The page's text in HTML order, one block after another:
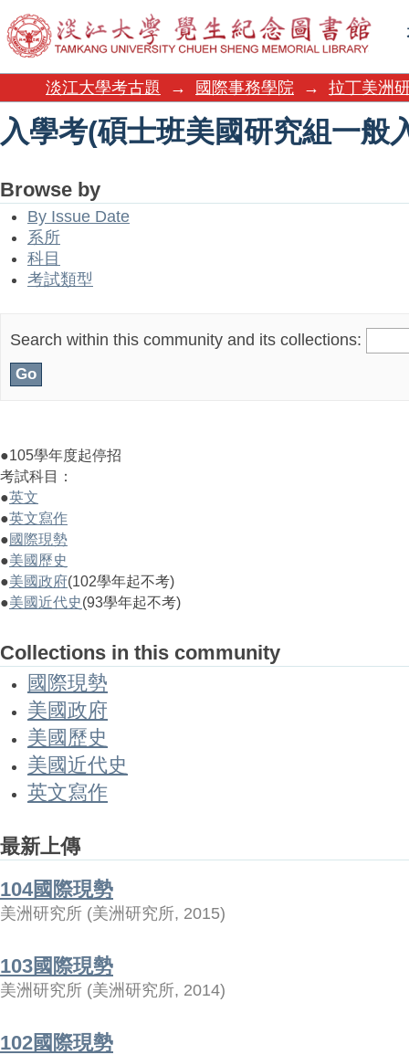
入學考(碩士班美國研究組一般
淡江大學考古題 → 國際事務學院 → 拉丁美洲
入學考(碩士班美國研究組一般
Browse by
By Issue Date
系所
科目
考試類型
Search within this community and its collections:
●105學年度起停招
考試科目：
●英文
●英文寫作
●國際現勢
●美國歷史
●美國政府(102學年起不考)
●美國近代史(93學年起不考)
Collections in this community
國際現勢
美國政府
美國歷史
美國近代史
英文寫作
最新上傳
104國際現勢
美洲研究所 (美洲研究所, 2015)
103國際現勢
美洲研究所 (美洲研究所, 2014)
102國際現勢